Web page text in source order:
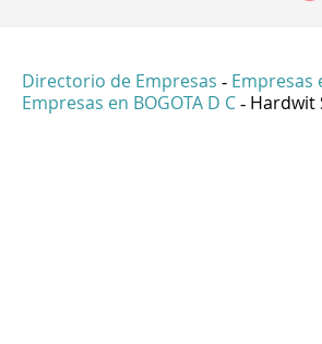
Directorio de Empresas - Empresas
Empresas en BOGOTA D C - Hardwit